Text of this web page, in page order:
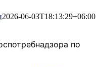
2026-06-03T18:13:29+06:00
по